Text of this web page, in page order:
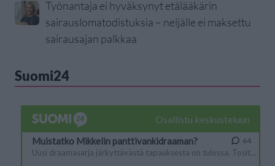
Työnantaja ei hyväksynyt etälääkärin
sairauslomatodistuksia – neljälle ei maksettu
sairausajan palkkaa
Suomi24